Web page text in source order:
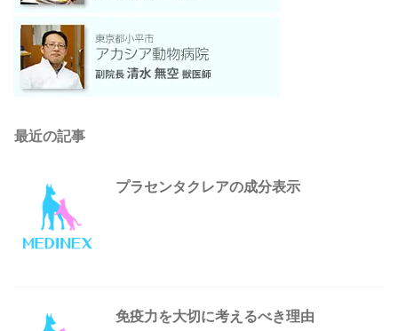
最近の記事
プラセンタクレアの成分表示
免疫力を大切に考えるべき理由